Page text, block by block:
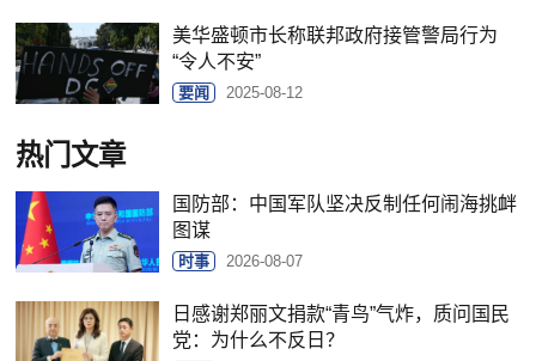
美华盛顿市长称联邦政府接管警局行为
“令人不安”
要闻 2025-08-12
热门文章
国防部：中国军队坚决反制任何闹海挑衅
图谋
时事 2026-08-07
日感谢郑丽文捐款“青鸟”气炸，质问国民
党：为什么不反日？